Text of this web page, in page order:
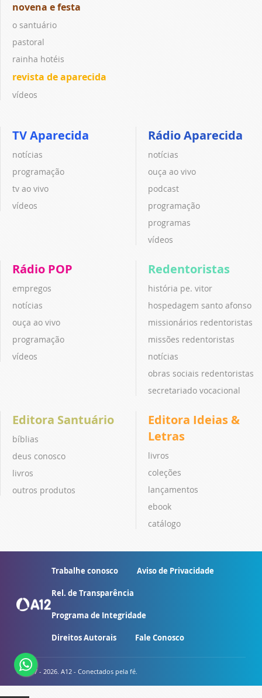
novena e festa
o santuário
pastoral
rainha hotéis
revista de aparecida
vídeos
TV Aparecida
notícias
programação
tv ao vivo
vídeos
Rádio Aparecida
notícias
ouça ao vivo
podcast
programação
programas
vídeos
Rádio POP
empregos
notícias
ouça ao vivo
programação
vídeos
Redentoristas
história pe. vitor
hospedagem santo afonso
missionários redentoristas
missões redentoristas
notícias
obras sociais redentoristas
secretariado vocacional
Editora Santuário
bíblias
deus conosco
livros
outros produtos
Editora Ideias &
Letras
livros
coleções
lançamentos
ebook
catálogo
Trabalhe conosco Aviso de Privacidade
Rel. de Transparência
Programa de Integridade
Direitos Autorais Fale Conosco
© 2007 - 2026. A12 - Conectados pela fé.